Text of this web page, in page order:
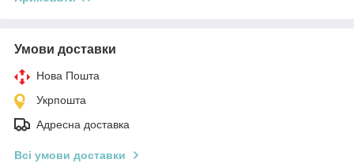
Умови доставки
Нова Пошта
Укрпошта
Адресна доставка
Всі умови доставки